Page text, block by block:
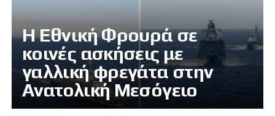
Η Εθνική Φρουρά σε
κοινές ασκήσεις με
γαλλική φρεγάτα στην
Ανατολική Μεσόγειο